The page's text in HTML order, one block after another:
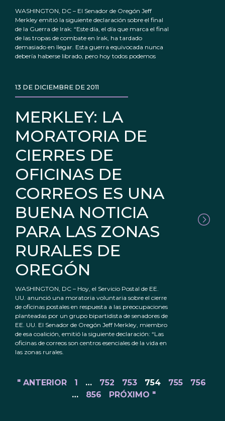
WASHINGTON, DC – El Senador de Oregón Jeff
Merkley emitió la siguiente declaración sobre el final
de la Guerra de Irak: “Este día, el día que marca el final
de las tropas de combate en Irak, ha tardado
demasiado en llegar. Esta guerra equivocada nunca
debería haberse librado, pero hoy todos podemos
MERKLEY: LA
MORATORIA DE
CIERRES DE
OFICINAS DE
CORREOS ES UNA
BUENA NOTICIA
PARA LAS ZONAS
RURALES DE
OREGÓN
13 DE DICIEMBRE DE 2011
WASHINGTON, DC – Hoy, el Servicio Postal de EE.
UU. anunció una moratoria voluntaria sobre el cierre
de oficinas postales en respuesta a las preocupaciones
planteadas por un grupo bipartidista de senadores de
EE. UU. El Senador de Oregón Jeff Merkley, miembro
de esa coalición, emitió la siguiente declaración: “Las
oficinas de correos son centros esenciales de la vida en
las zonas rurales.
" ANTERIOR 1 … 752 753 754 755
756
…
856 PRÓXIMO "